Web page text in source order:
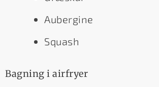
Aubergine
Squash
Bagning i airfryer